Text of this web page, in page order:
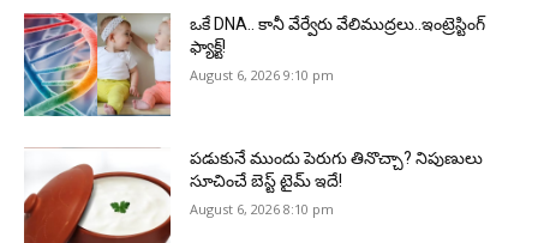
ఒకే DNA.. కానీ వేర్వేరు వేలిముద్రలు..ఇంట్రెస్టింగ్
ఫ్యాక్ట్!
August 6, 2026 9:10 pm
పడుకునే ముందు పెరుగు తినొచ్చా? నిపుణులు
సూచించే బెస్ట్ టైమ్ ఇదే!
August 6, 2026 8:10 pm